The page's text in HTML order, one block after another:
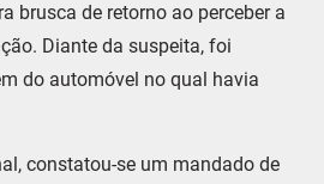
brusca de retorno ao perceber a
Diante da suspeita, foi
do automóvel no qual havia
constatou-se um mandado de